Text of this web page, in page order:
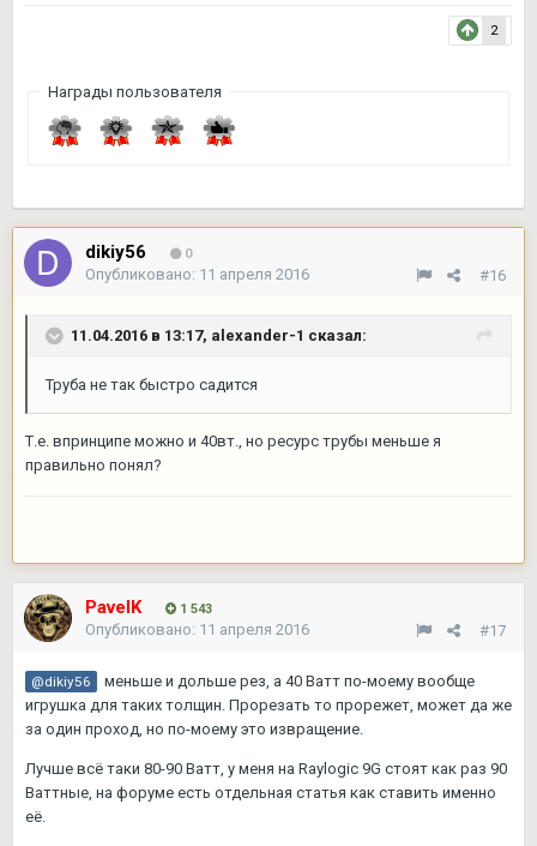
2
Награды пользователя
dikiy56 0
#16
Опубликовано: 11 апреля 2016
11.04.2016 в 13:17, alexander-1 сказал:
Труба не так быстро садится
Т.е. впринципе можно и 40вт., но ресурс трубы меньше я
правильно понял?
PavelK 1 543
#17
Опубликовано: 11 апреля 2016
@dikiy56
меньше и дольше рез, а 40 Ватт по-моему вообще
игрушка для таких толщин. Прорезать то прорежет, может да же
за один проход, но по-моему это извращение.
Лучше всё таки 80-90 Ватт, у меня на Raylogic 9G стоят как раз 90
Ваттные, на форуме есть отдельная статья как ставить именно
её.